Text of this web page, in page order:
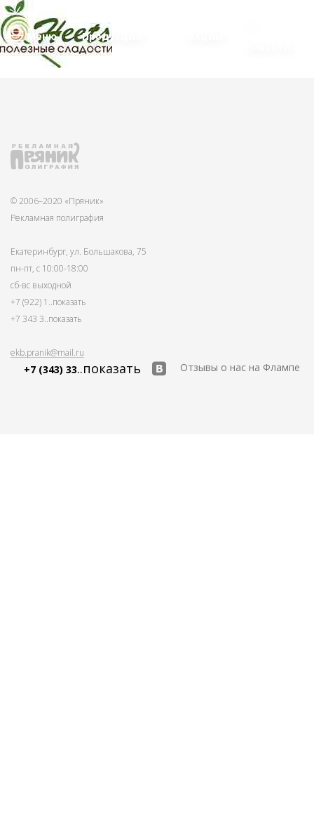
Меню Продукция
© 2006–2020 «Пряник»
Рекламная полиграфия
Екатеринбург, ул. Большакова, 75
пн-пт, с 10:00-18:00
сб-вс выходной
+7 (922) 1 ..показать
+7 343 3..показать
ekb.pranik@mail.ru
+7 (343) 33..показать Отзывы о нас на Флампе